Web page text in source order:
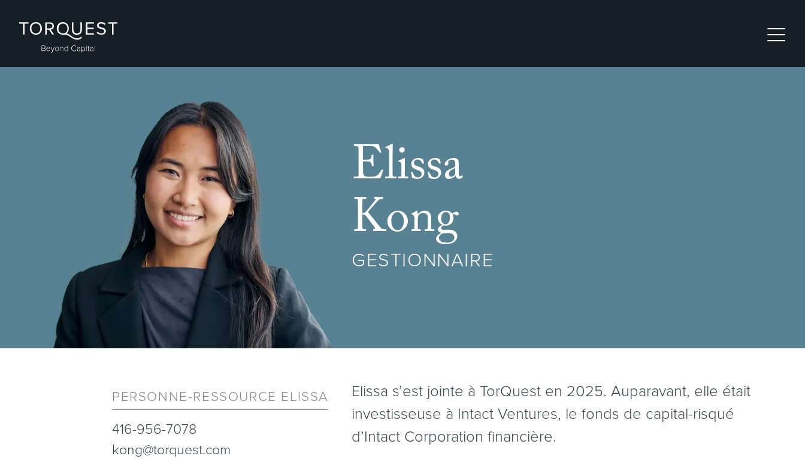
Elissa
Kong
GESTIONNAIRE
PERSONNE-RESSOURCE ELISSA
416-956-7078
kong@torquest.com
Elissa s’est jointe à TorQuest en 2025. Auparavant, elle était
investisseuse à Intact Ventures, le fonds de capital-risqué
d’Intact Corporation financière.